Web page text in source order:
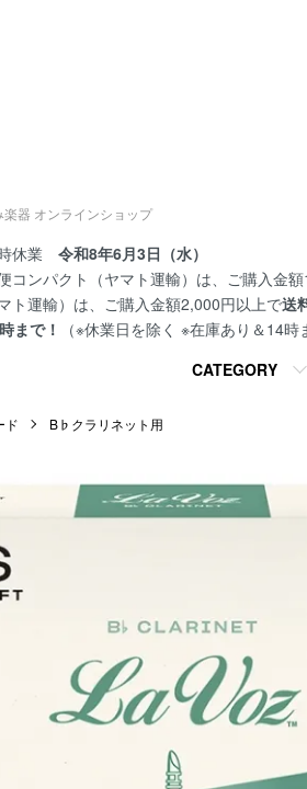
器 オンラインショップ
休業 令和8年6月3日（水）
コンパクト（ヤマト運輸）は、ご購入金
ト運輸）は、ご購入金額2,000円以上で送
まで！
（※休業日を除く ※在庫あり＆14時
CATEGORY
ド B♭クラリネット用